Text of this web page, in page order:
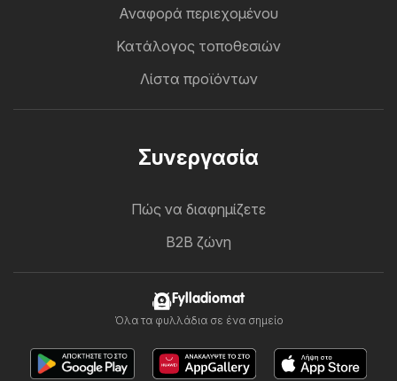
Αναφορά περιεχομένου
Κατάλογος τοποθεσιών
Λίστα προϊόντων
Συνεργασία
Πώς να διαφημίζετε
B2B ζώνη
Fylladiomat
Όλα τα φυλλάδια σε ένα σημείο